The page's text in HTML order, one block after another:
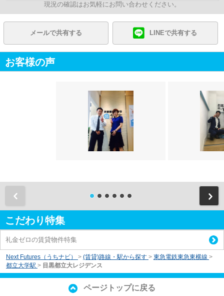
現況の確認はお気軽にお問い合わせください。
メールで共有する LINEで共有する
お客様の声
こだわり特集
礼金ゼロの賃貸物件特集
Next Futures（うちナビ） > (賃貸)路線・駅から探す > 東急電鉄東急東横線 >
都立大学駅 > 目黒都立大レジデンス
ページトップに戻る